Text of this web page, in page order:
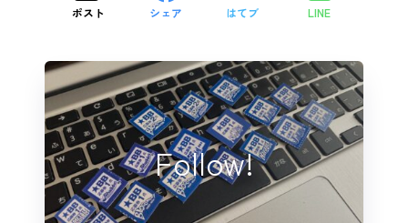
ポスト シェア はてブ LINE
Follow!